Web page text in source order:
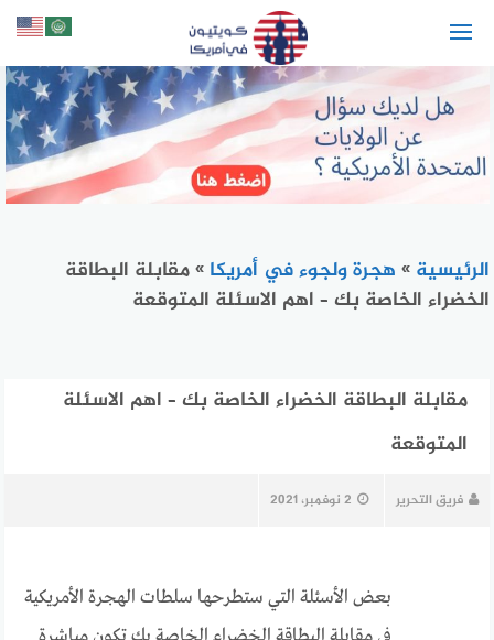
الرئيسية » هجرة ولجوء في أمريكا »مقابلة البطاقة
الخضراء الخاصة بك – اهم الاسئلة المتوقعة
مقابلة البطاقة الخضراء الخاصة بك – اهم الاسئلة
المتوقعة
فريق التحرير 2 نوفمبر، 2021
بعض الأسئلة التي ستطرحها سلطات الهجرة الأمريكية